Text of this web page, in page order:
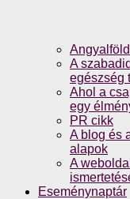
A
egészség
Ahol a
egy
PR cikk
A blog és
alapok
A
Eseménynaptár